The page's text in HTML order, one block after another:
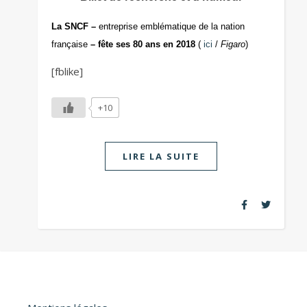
La SNCF – entreprise emblématique de la nation
française – fête ses 80 ans en 2018 ( ici / Figaro)
[fblike]
+10
LIRE LA SUITE